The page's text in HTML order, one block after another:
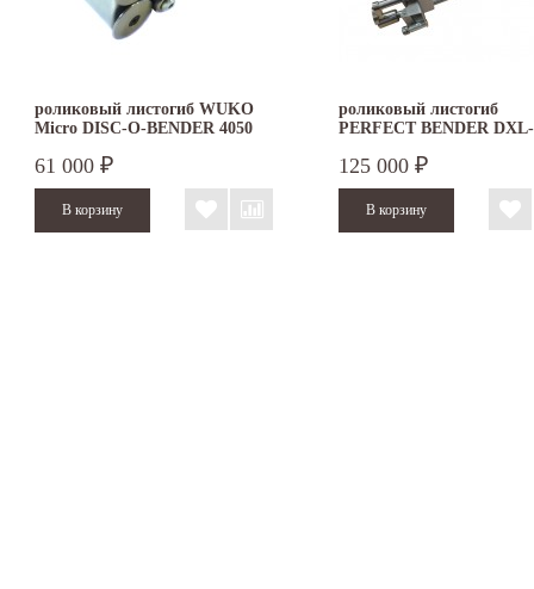
роликовый листогиб WUKO
Micro DISC-O-BENDER 4050
61 000 ₽
роликовый листогиб
PERFECT BENDER
125 000 ₽